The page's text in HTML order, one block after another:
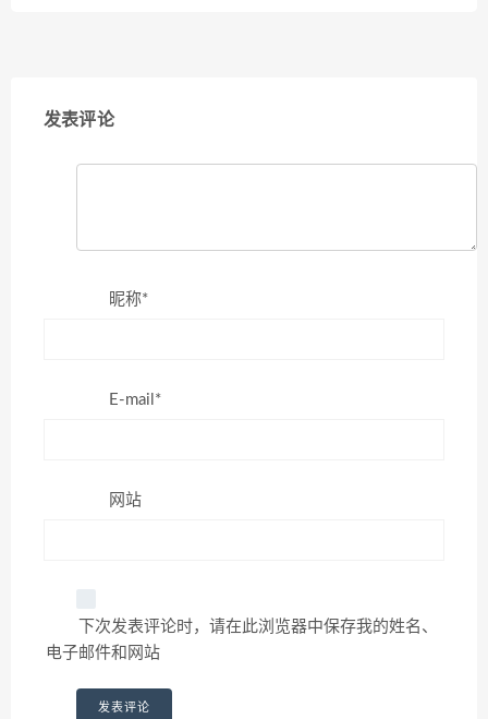
发表评论
昵称*
E-mail*
网站
下次发表评论时，请在此浏览器中保存我的姓名、
电子邮件和网站